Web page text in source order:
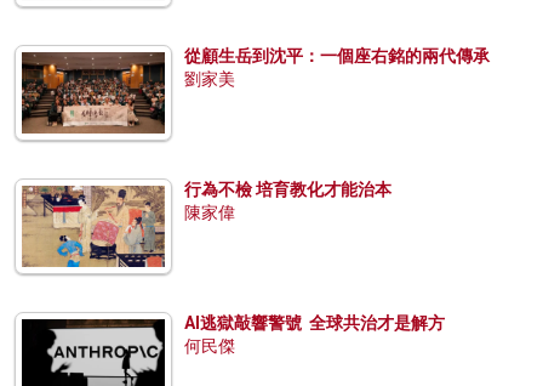
從顧生岳到沈平：一個座右銘的兩代傳承
劉家美
行為不檢 培育教化才能治本
陳家偉
AI逃獄敲響警號 全球共治才是解方
何民傑